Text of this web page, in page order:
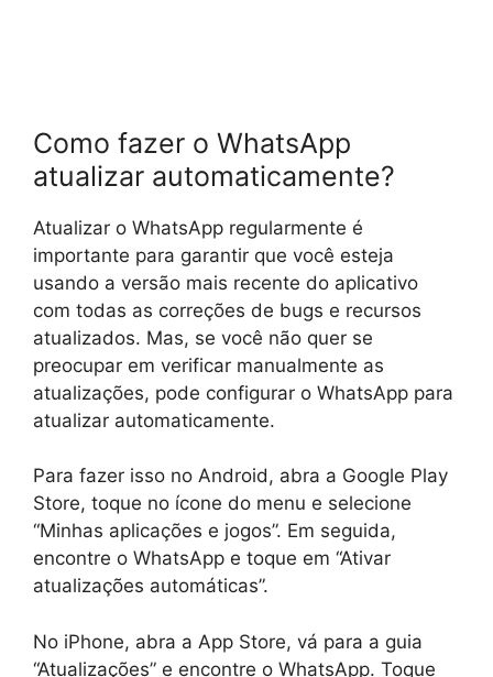
Como fazer o WhatsApp
atualizar automaticamente?
Atualizar o WhatsApp regularmente é
importante para garantir que você esteja
usando a versão mais recente do aplicativo
com todas as correções de bugs e recursos
atualizados. Mas, se você não quer se
preocupar em verificar manualmente as
atualizações, pode configurar o WhatsApp para
atualizar automaticamente.
Para fazer isso no Android, abra a Google Play
Store, toque no ícone do menu e selecione
“Minhas aplicações e jogos”. Em seguida,
encontre o WhatsApp e toque em “Ativar
atualizações automáticas”.
No iPhone, abra a App Store, vá para a guia
“Atualizações” e encontre o WhatsApp. Toque